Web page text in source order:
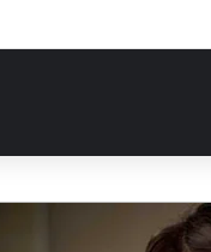
filho sobreviveu…Ver mais